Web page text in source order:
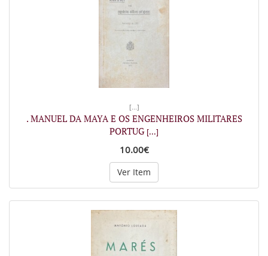
[...]
. MANUEL DA MAYA E OS ENGENHEIROS MILITARES
PORTUG [...]
10.00€
Ver Item